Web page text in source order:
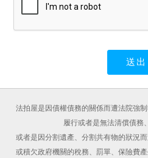
法拍屋是因債權債務的關係而遭法院強
履行或者是無法清償債務
或者是因分割遺產、分割共有物的狀況
或積欠政府機關的稅務、罰單、保險費